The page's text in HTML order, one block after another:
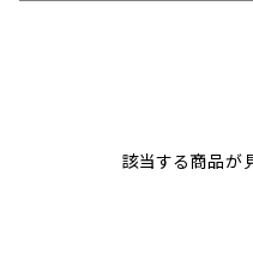
該当する商品が